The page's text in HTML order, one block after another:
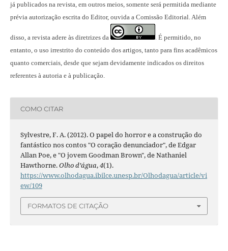
já publicados na revista, em outros meios, somente será permitida mediante
prévia autorização escrita do Editor, ouvida a Comissão Editorial. Além
disso, a revista adere às diretrizes da
É permitido, no
entanto, o uso irrestrito do conteúdo dos artigos, tanto para fins acadêmicos
quanto comerciais, desde que sejam devidamente indicados os direitos
referentes à autoria e à publicação.
COMO CITAR
Sylvestre, F. A. (2012). O papel do horror e a construção do
fantástico nos contos "O coração denunciador", de Edgar
Allan Poe, e "O jovem Goodman Brown", de Nathaniel
Hawthorne.Olho d’água,4(1).
https://www.olhodagua.ibilce.unesp.br/Olhodagua/article/vi
ew/109
FORMATOS DE CITAÇÃO